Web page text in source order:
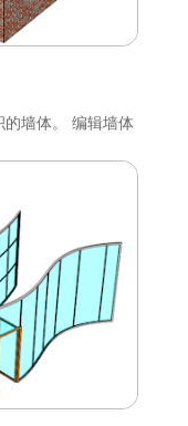
墙体。 编辑墙体